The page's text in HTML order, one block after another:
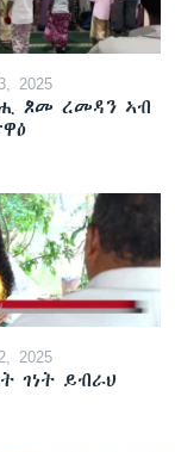
2025
ጾመ ረመዳን ኣብ
2025
ገነት ይብራህ